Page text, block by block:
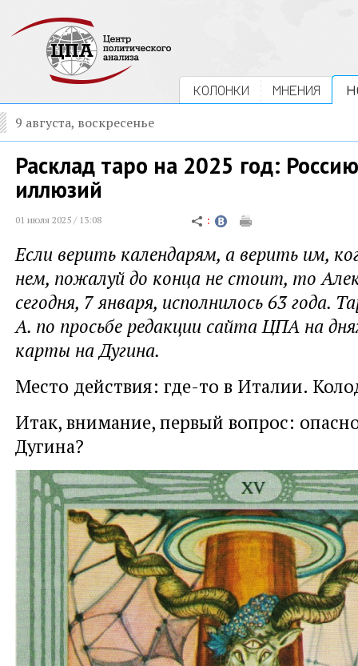
КОЛОНКИ МНЕНИЯ
9 августа, воскресенье
Расклад таро на 2025 год:
иллюзий
01 июля 2025 / 13:08
Если верить календарям, а верить им,
нем, пожалуй до конца не стоит, то
сегодня, 7 января, исполнилось 63 года.
А. по просьбе редакции сайта ЦПА на
карты на Дугина.
Место действия: где-то в Италии.
Итак, внимание, первый вопрос:
Дугина?